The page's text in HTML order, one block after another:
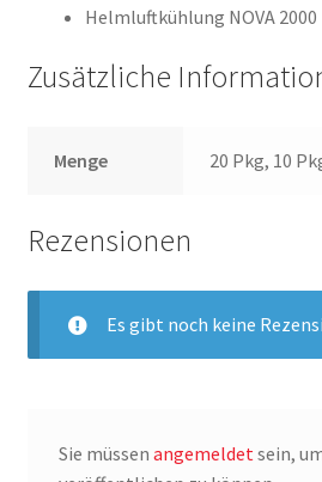
Helmluftkühlung NOVA 2000
Zusätzliche
Menge 20 Pkg, 10
Rezensionen
Es gibt noch keine
Sie müssen angemeldetsein,